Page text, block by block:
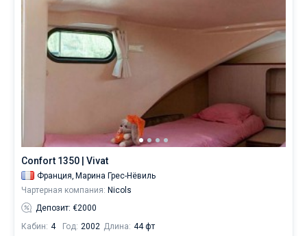
Confort 1350 | Vivat
Франция, Марина Грес-Нёвиль
Чартерная компания: Nicols
Депозит: €2000
Кабин: 4 Год: 2002 Длина: 44 фт